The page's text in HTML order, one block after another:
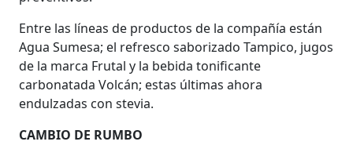
Entre las líneas de productos de la compañía están
Agua Sumesa; el refresco saborizado Tampico, jugos
de la marca Frutal y la bebida tonificante
carbonatada Volcán; estas últimas ahora
endulzadas con stevia.
CAMBIO DE RUMBO